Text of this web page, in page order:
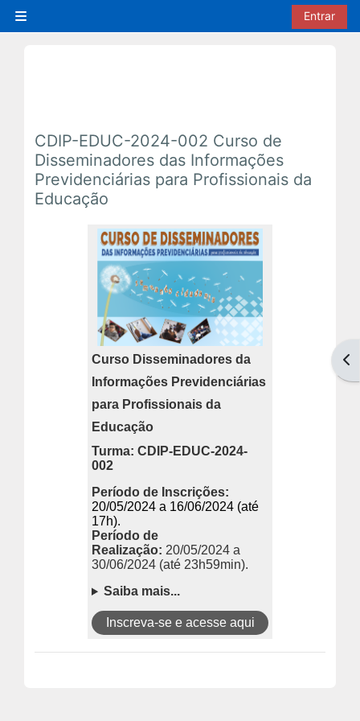
Painel lateral
Entrar
CDIP-EDUC-2024-002 Curso de
Disseminadores das Informações
Previdenciárias para Profissionais da
Educação
Curso Disseminadores da
Informações Previdenciárias
para Profissionais da
Educação
Turma: CDIP-EDUC-2024-
002
Período de Inscrições:
20/05/2024 a 16/06/2024 (até
17h).
Período de
Realização: 20/05/2024 a
30/06/2024 (até 23h59min).
Saiba mais...
Inscreva-se e acesse aqui